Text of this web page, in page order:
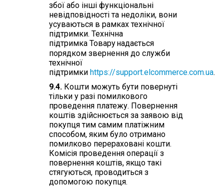
збої або інші функціональні
невідповідності та недоліки, вони
усуваються в рамках технічної
підтримки. Технічна
підтримка Товарунадається
порядком звернення до служби
технічної
підтримки https://support.elcommerce.com.ua.
9.4. Кошти можуть бути повернуті
тільки у разі помилкового
проведення платежу. Повернення
коштів здійснюється за заявою від
покупця тим самим платіжним
способом, яким було отримано
помилково перераховані кошти.
Комісія проведення операції з
повернення коштів, якщо такі
стягуються, проводиться з
допомогою покупця.